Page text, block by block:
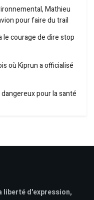
Mathieu
pour faire du trail
le courage de dire stop
où Kiprun a officialisé
pour la santé
liberté d'expression,